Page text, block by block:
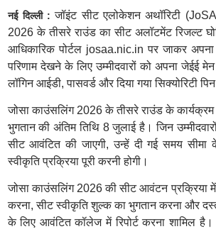
नई दिल्ली :जॉइंट सीट एलोकेशन अथॉरिटी
2026 के तीसरे राउंड का सीट अलॉटमेंट रिजल्ट
आधिकारिक पोर्टल josaa.nic.in पर जाकर
परिणाम देखने के लिए उम्मीदवारों को अपना जेईई
लॉगिन आईडी, पासवर्ड और दिया गया सिक्योरिटी
जोसा काउंसलिंग 2026 के तीसरे राउंड के
भुगतान की अंतिम तिथि 8 जुलाई है। जिन
सीट आवंटित की जाएगी, उन्हें दी गई समय
स्वीकृति प्रक्रिया पूरी करनी होगी।
जोसा काउंसलिंग 2026 की सीट आवंटन प्रक्रिया
करना, सीट स्वीकृति शुल्क का भुगतान करना और
के लिए आवंटित कॉलेज में रिपोर्ट करना शामिल है।